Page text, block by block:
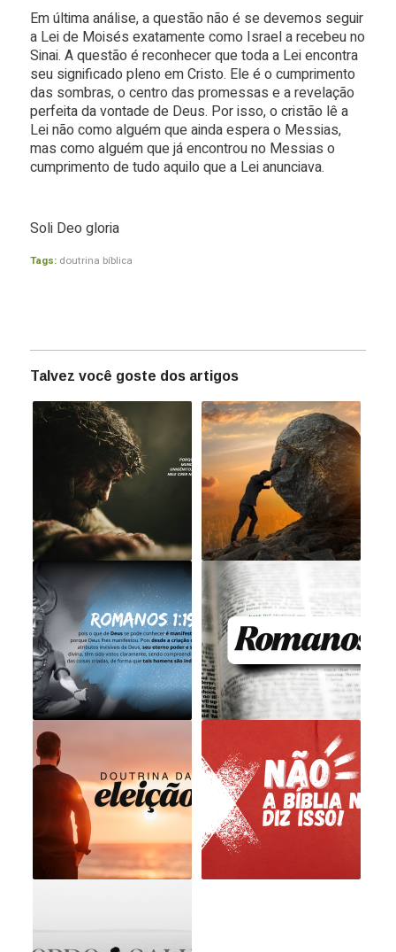
Em última análise, a questão não é se devemos seguir
a Lei de Moisés exatamente como Israel a recebeu no
Sinai. A questão é reconhecer que toda a Lei encontra
seu significado pleno em Cristo. Ele é o cumprimento
das sombras, o centro das promessas e a revelação
perfeita da vontade de Deus. Por isso, o cristão lê a
Lei não como alguém que ainda espera o Messias,
mas como alguém que já encontrou no Messias o
cumprimento de tudo aquilo que a Lei anunciava.
Soli Deo gloria
Tags: doutrina bíblica
Talvez você goste dos artigos